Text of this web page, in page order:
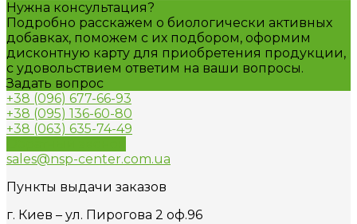
Нужна консультация?
Подробно расскажем о биологически активных
добавках, поможем с их подбором, оформим
дисконтную карту для приобретения продукции,
с удовольствием ответим на ваши вопросы.
Задать вопрос
+38 (096) 677-66-93
+38 (095) 136-60-80
+38 (063) 635-74-49
sales@nsp-center.com.ua
Пункты выдачи заказов
г. Киев – ул. Пирогова 2 оф.96